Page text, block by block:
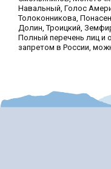
Навальный, Голос
Толоконникова,
Долин, Троицкий,
Полный перечень лиц и
запретом в России,